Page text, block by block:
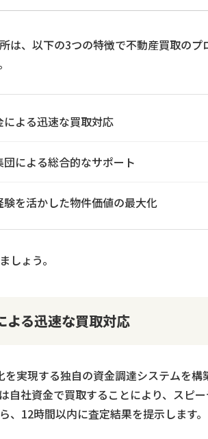
は、以下の3つの特徴で不動産買取の
による迅速な買取対応
団による総合的なサポート
験を活かした物件価値の最大化
しょう。
よる迅速な買取対応
を実現する独自の資金調達システムを
自社資金で買取することにより、スピ
、12時間以内に査定結果を提示します。